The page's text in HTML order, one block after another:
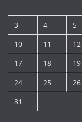
3 4 5
10 11 12
17 18 19
24 25 26
31